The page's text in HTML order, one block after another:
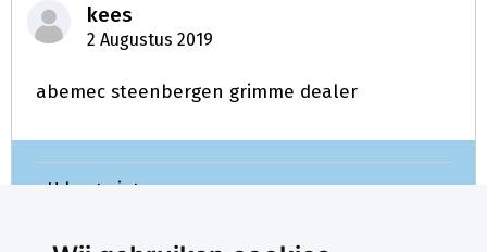
kees
2 Augustus 2019
abemec steenbergen grimme dealer
U kunt niet meer reageren.